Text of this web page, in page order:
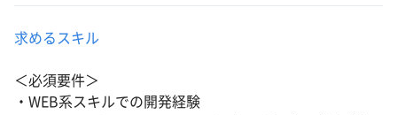
求めるスキル
＜必須要件＞
・WEB系スキルでの開発経験